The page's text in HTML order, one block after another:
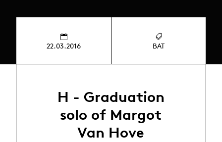
22.03.2016 BAT
H - Graduation
solo of Margot
Van Hove